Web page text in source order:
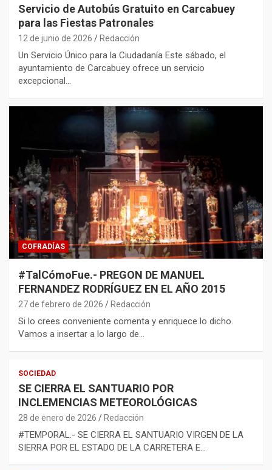
Servicio de Autobús Gratuito en Carcabuey
para las Fiestas Patronales
12 de junio de 2026 Redacción
Un Servicio Único para la Ciudadanía Este sábado, el
ayuntamiento de Carcabuey ofrece un servicio
excepcional…
COFRADÍAS
#TalCómoFue.- PREGON DE MANUEL
FERNANDEZ RODRÍGUEZ EN EL AÑO 2015
27 de febrero de 2026 Redacción
Si lo crees conveniente comenta y enriquece lo dicho.
Vamos a insertar a lo largo de…
SOCIEDAD
SE CIERRA EL SANTUARIO POR
INCLEMENCIAS METEOROLÓGICAS
28 de enero de 2026 Redacción
#TEMPORAL.- SE CIERRA EL SANTUARIO VIRGEN DE LA
SIERRA POR EL ESTADO DE LA CARRETERA E…